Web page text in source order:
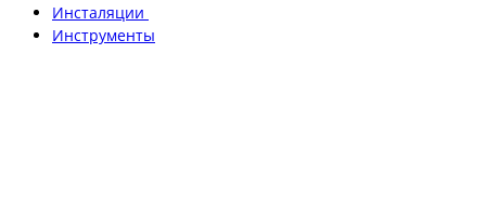
Инсталяции
Инструменты